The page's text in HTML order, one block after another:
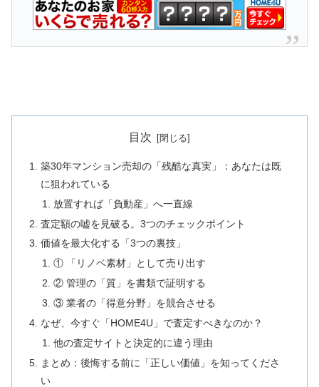
目次
築30年マンション売却の「残酷な真実」：あなたは既
に狙われている
放置すれば「負動産」へ一直線
査定額の嘘を見破る。3つのチェックポイント
価値を最大化する「3つの裏技」
① 「リノベ素材」として売り出す
② 管理の「質」を書類で証明する
③ 業者の「得意分野」を競合させる
なぜ、今すぐ「HOME4U」で査定すべきなのか？
他の査定サイトと決定的に違う理由
まとめ：後悔する前に「正しい価値」を知ってくださ
い